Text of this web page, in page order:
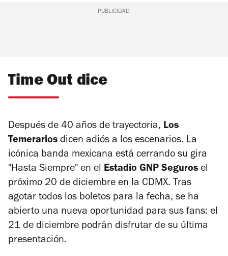
PUBLICIDAD
Time Out dice
Después de 40 años de trayectoria, Los
Temerarios dicen adiós a los escenarios. La
icónica banda mexicana está cerrando su gira
"Hasta Siempre" en el Estadio GNP Seguros el
próximo 20 de diciembre en la CDMX. Tras
agotar todos los boletos para la fecha, se ha
abierto una nueva oportunidad para sus fans: el
21 de diciembre podrán disfrutar de su última
presentación.